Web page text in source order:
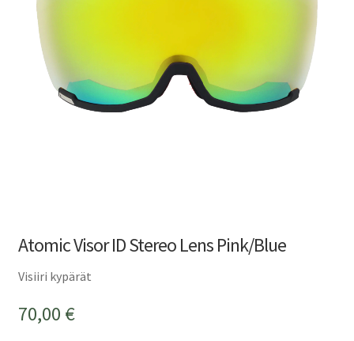
Atomic Visor ID Stereo Lens Pink/Blue
Visiiri kypärät
70,00 €